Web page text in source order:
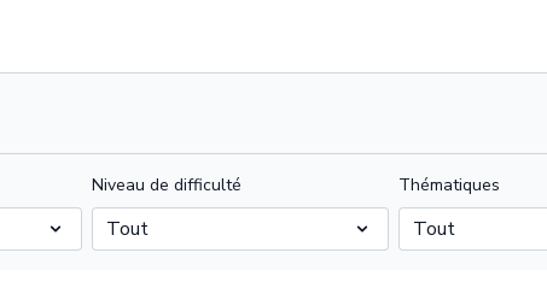
Niveau de difficulté Thématiques